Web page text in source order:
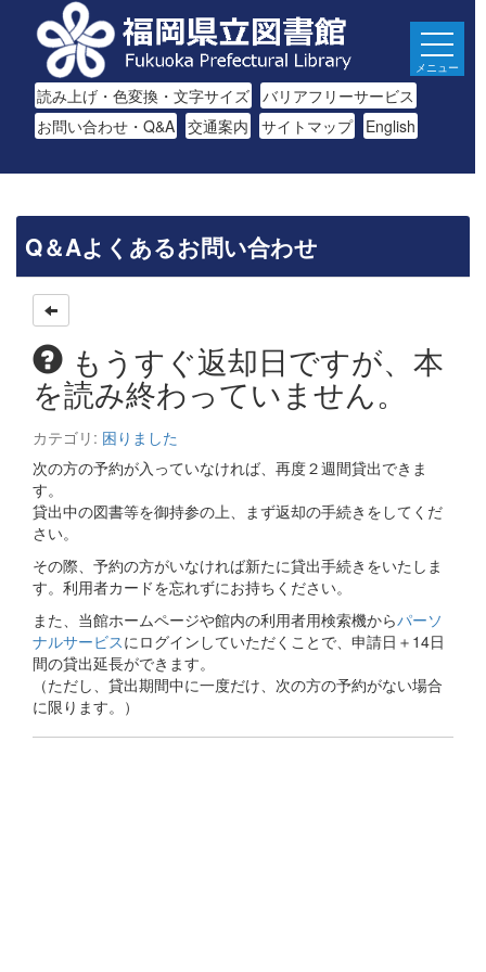
読み上げ・色変換・文字サイズ バリアフリーサービス
お問い合わせ・Q&A 交通案内 サイトマップ English
メニュー
Q＆Aよくあるお問い合わせ
もうすぐ返却日ですが、本
を読み終わっていません。
カテゴリ: 困りました
次の方の予約が入っていなければ、再度２週間貸出できま
す。
貸出中の図書等を御持参の上、まず返却の手続きをしてくだ
さい。
その際、予約の方がいなければ新たに貸出手続きをいたしま
す。利用者カードを忘れずにお持ちください。
また、当館ホームページや館内の利用者用検索機からパーソ
ナルサービスにログインしていただくことで、申請日＋14日
間の貸出延長ができます。
（ただし、貸出期間中に一度だけ、次の方の予約がない場合
に限ります。）